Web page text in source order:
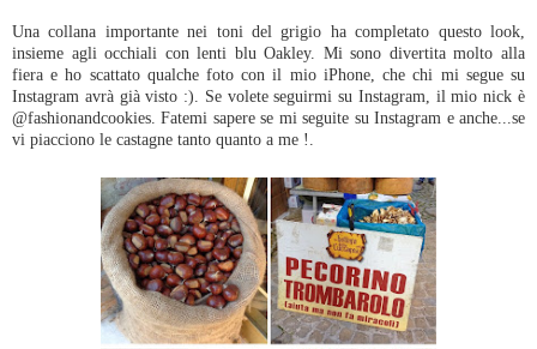
Una collana importante nei toni del grigio ha completato questo look,
insieme agli occhiali con lenti blu Oakley. Mi sono divertita molto alla
fiera e ho scattato qualche foto con il mio iPhone, che chi mi segue su
Instagram avrà già visto :). Se volete seguirmi su Instagram, il mio nick è
@fashionandcookies. Fatemi sapere se mi seguite su Instagram e anche...se
vi piacciono le castagne tanto quanto a me !.